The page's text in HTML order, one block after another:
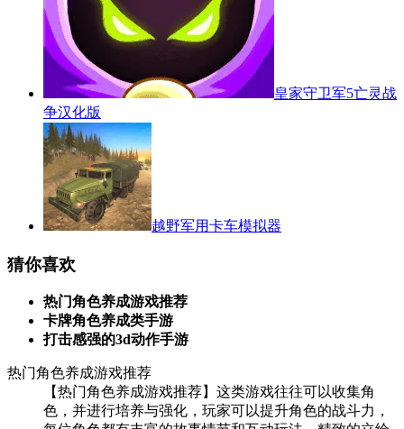
皇家守卫军5亡灵战
争汉化版
越野军用卡车模拟器
猜你喜欢
热门角色养成游戏推荐
卡牌角色养成类手游
打击感强的3d动作手游
热门角色养成游戏推荐
【热门角色养成游戏推荐】这类游戏往往可以收集角
色，并进行培养与强化，玩家可以提升角色的战斗力，